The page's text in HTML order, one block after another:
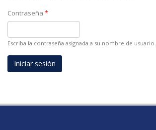
Contraseña *
Escriba la contraseña asignada a su nombre de usuario.